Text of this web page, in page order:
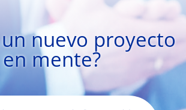
nuevo proyecto
en mente?